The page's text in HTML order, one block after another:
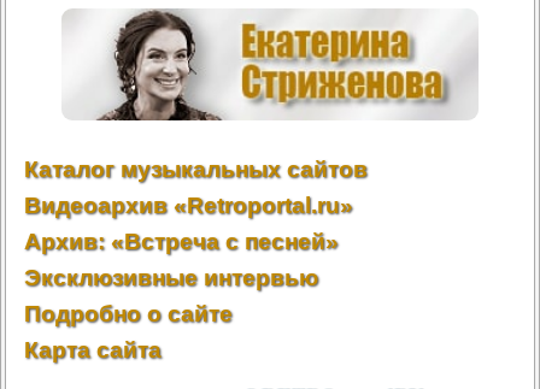
Каталог музыкальных сайтов
Видеоархив «Retroportal.ru»
Архив: «Встреча с песней»
Эксклюзивные интервью
Подробно о сайте
Карта сайта